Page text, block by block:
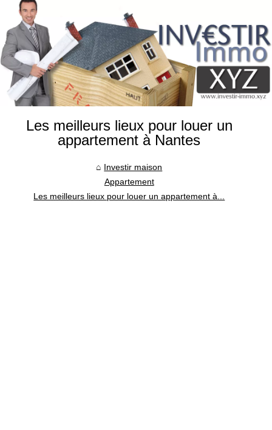
Les meilleurs lieux pour louer un
appartement à Nantes
Investir maison
Appartement
Les meilleurs lieux pour louer un appartement à...